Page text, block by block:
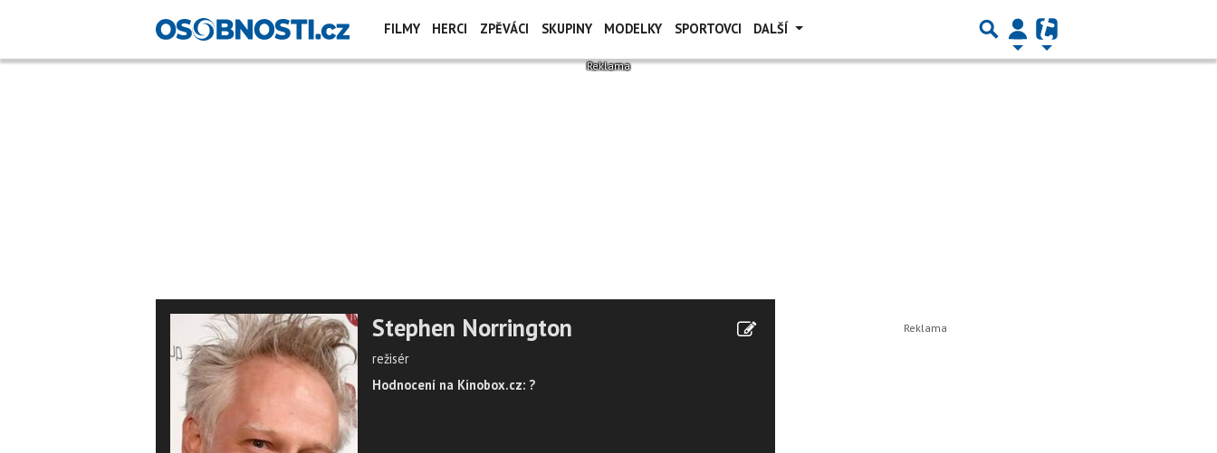
FILMY HERCI ZPĚVÁCI SKUPINY MODELKY SPORTOVCI DALŠÍ
Stephen Norrington
režisér
Hodnocení na Kinobox.cz: ?